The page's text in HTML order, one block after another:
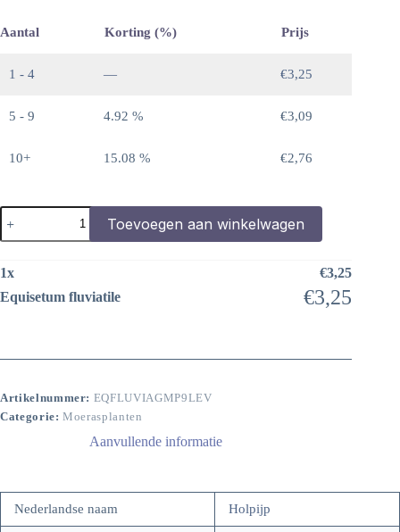
Aantal Korting (%) Prijs
1 - 4 — €3,25
5 - 9 4.92 % €3,09
10+ 15.08 % €2,76
Equisetum
fluviatile
aantal
Toevoegen aan winkelwagen
1x €3,25
Equisetum fluviatile
€3,25
Artikelnummer: EQFLUVIAGMP9LEV
Categorie:Moerasplanten
Aanvullende informatie
Nederlandse naam Holpijp